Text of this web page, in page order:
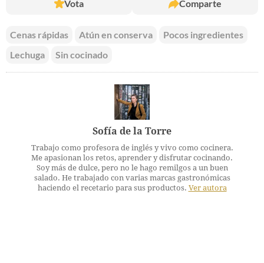
Vota Comparte
Cenas rápidas Atún en conserva
Pocos ingredientes
Lechuga
Sin cocinado
Sofía de la Torre
Trabajo como profesora de inglés y vivo como cocinera.
Me apasionan los retos, aprender y disfrutar cocinando.
Soy más de dulce, pero no le hago remilgos a un buen
salado. He trabajado con varias marcas gastronómicas
haciendo el recetario para sus productos. Ver autora